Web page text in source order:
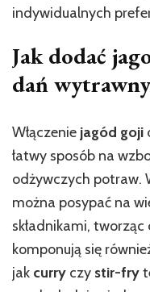
indywidualnych
Jak dodać
dań
Włączenie jagód goji
łatwy sposób na
odżywczych potraw.
można posypać na
składnikami,
komponują się
jak curry czy stir-fry